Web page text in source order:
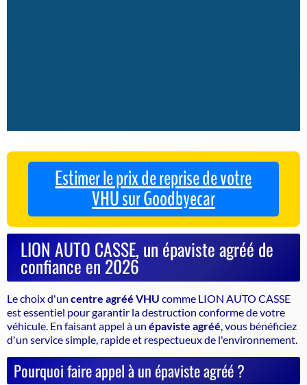
Estimer le prix de reprise de votre
VHU sur Goodbyecar
LION AUTO CASSE, un épaviste agréé de
confiance en 2026
Le choix d'un centre agréé VHU comme LION AUTO CASSE
est essentiel pour garantir ladestruction conforme de votre
véhicule . En faisant appel à un épaviste agréé , vous bénéficiez
d'un service simple, rapide et respectueux de l'environnement.
Pourquoi faire appel à un épaviste agréé ?